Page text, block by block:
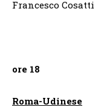
Francesco Cosatti
ore 18
Roma-Udinese